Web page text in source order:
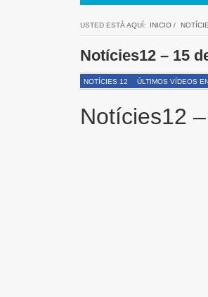
USTED ESTÁ AQUÍ: INICIO/
Notícies12 – 15
NOTÍCIES 12 ÚLTIMOS VÍDEOS
Notícies12